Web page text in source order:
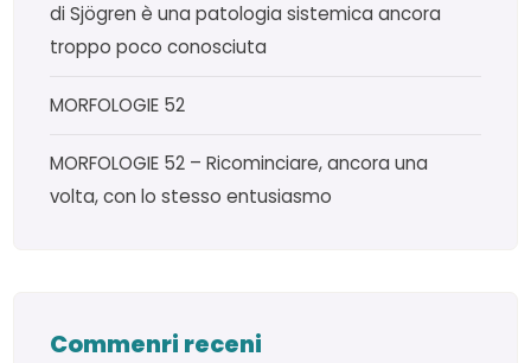
di Sjögren è una patologia sistemica ancora
troppo poco conosciuta
MORFOLOGIE 52
MORFOLOGIE 52 – Ricominciare, ancora una
volta, con lo stesso entusiasmo
Commenri receni